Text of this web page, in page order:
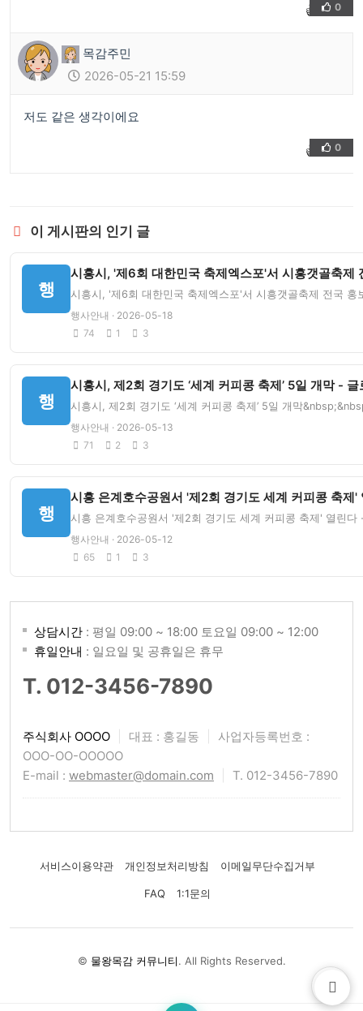
👍 ❤️
0
목감주민
2026-05-21 15:59
저도 같은 생각이에요
👍 ❤️
0
이 게시판의 인기 글
행
시흥시, '제6회 대한민국 축제엑스포'서 시흥갯골축제
시흥시, '제6회 대한민국 축제엑스포'서 시흥갯골축제 전국
행사안내 · 2026-05-18
74
1 3
행
시흥시, 제2회 경기도 ‘세계 커피콩 축제’ 5일 개막 -
시흥시, 제2회 경기도 ‘세계 커피콩 축제’ 5일 개막
행사안내 · 2026-05-13
71
2 3
행
시흥 은계호수공원서 '제2회 경기도 세계 커피콩 축제
시흥 은계호수공원서 '제2회 경기도 세계 커피콩 축제' 열린
행사안내 · 2026-05-12
65
1 3
상담시간 : 평일 09:00 ~ 18:00 토요일 09:00 ~ 12:00
휴일안내 : 일요일 및 공휴일은 휴무
T. 012-3456-7890
주식회사 OOOO 대표 : 홍길동
사업자등록번호 :
OOO-OO-OOOOO
E-mail : webmaster@domain.com T. 012-3456-7890
서비스이용약관 개인정보처리방침 이메일무단수집거부
FAQ 1:1문의
© 물왕목감 커뮤니티. All Rights Reserved.